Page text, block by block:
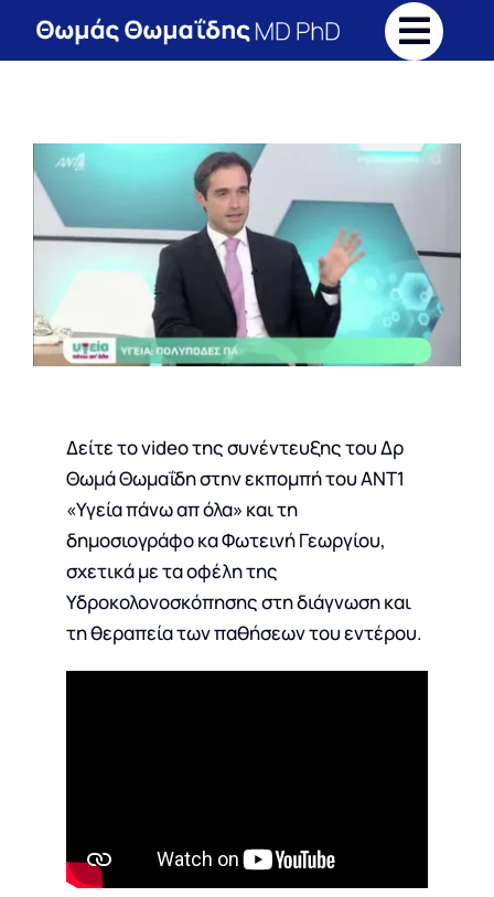
Δείτε το video της συνέντευξης του Δρ
Θωμά Θωμαΐδη στην εκπομπή του ΑΝΤ1
«Υγεία πάνω απ όλα» και τη
δημοσιογράφο κα Φωτεινή Γεωργίου,
σχετικά με τα οφέλη της
Υδροκολονοσκόπησης στη διάγνωση και
τη θεραπεία των παθήσεων του εντέρου.